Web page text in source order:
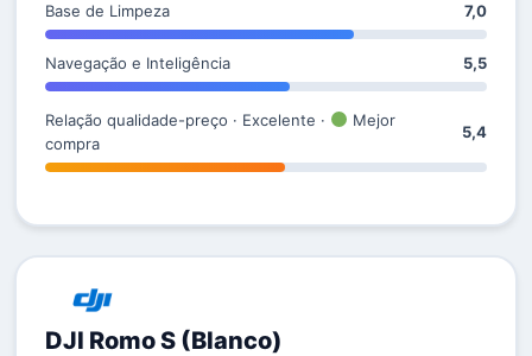
Base de Limpeza 7,0
Navegação e Inteligência 5,5
Relação qualidade-preço · Excelente ·
Mejor
compra
5,4
DJI Romo S (Blanco)